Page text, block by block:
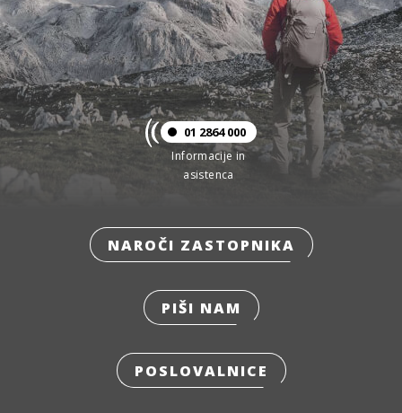
01 2864 000
Informacije in
asistenca
NAROČI ZASTOPNIKA
PIŠI NAM
POSLOVALNICE